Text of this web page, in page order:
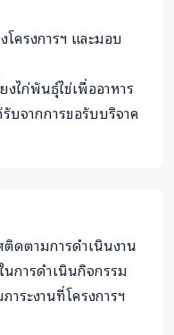
ครงการฯ และมอบ
งไก่พันธุ์ไข่เพื่ออาหาร
บจากการขอรับบริจาค
ดตามการดำเนินงาน
การดำเนินกิจกรรม
าระงานที่โครงการฯ